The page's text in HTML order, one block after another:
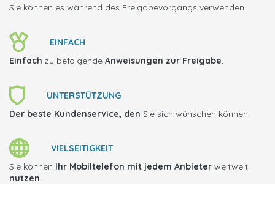
Sie können es während des Freigabevorgangs verwenden.
EINFACH
Einfach zu befolgende Anweisungen zur Freigabe.
UNTERSTÜTZUNG
Der beste Kundenservice, den Sie sich wünschen können.
VIELSEITIGKEIT
Sie können Ihr Mobiltelefon mit jedem Anbieter weltweit
nutzen.